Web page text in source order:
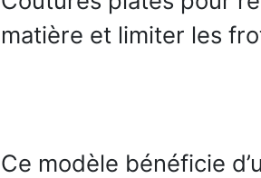
matière et limiter les
Ce modèle bénéficie